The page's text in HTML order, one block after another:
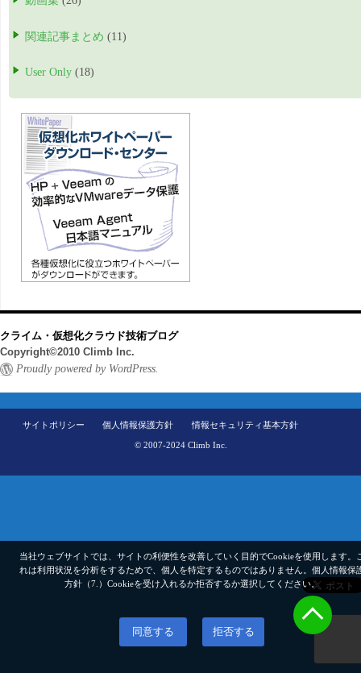
関連記事まとめ (11)
User Only (18)
クライム・仮想化クラウド技術ブログ
Copyright©2010 Climb Inc.
Proudly powered by WordPress.
サイトポリシー 個人情報保護方針 情報セキュリティ基本方針
© 2007-2024 Climb Inc.
当社ウェブサイトでは、サイトの利便性を改善していく目的でCookieを使用します。
れは利用状況を分析をするためで、個人を特定するものではありません。 個人情報保
方針（7.） Cookieを受け入れるか拒否するか選択してください。
同意する 拒否する